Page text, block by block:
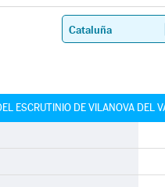
ESCRUTINIO DE VILANOVA DEL